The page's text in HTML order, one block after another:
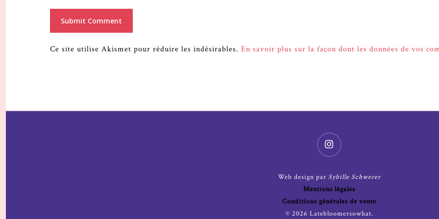
Ce site utilise Akismet pour réduire les indésirables. En savoir plus sur la façon dont les données de vos
Web design par Sybille Schwerer
Mentions légales
Conditions générales de vente
© 2026 Latebloomersowhat.